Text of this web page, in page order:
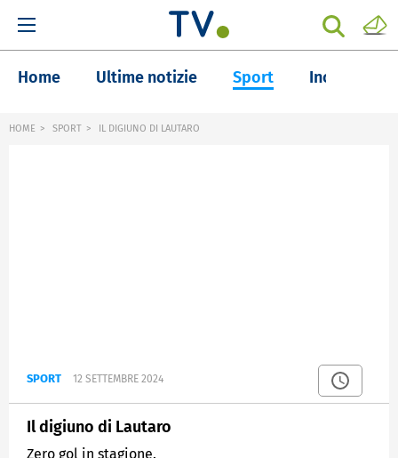
Home Ultime notizie Sport Inchieste
HOME SPORT IL DIGIUNO DI LAUTARO
SPORT 12 SETTEMBRE 2024
Il digiuno di Lautaro
Zero gol in stagione.